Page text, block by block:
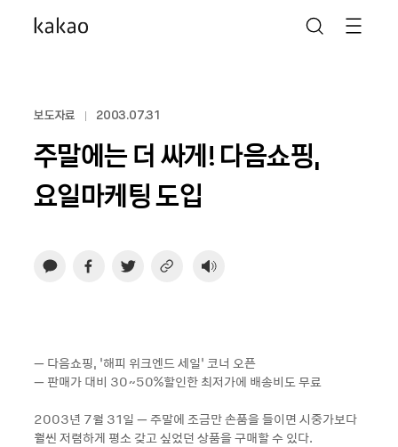
보도자료 2003.07.31
주말에는 더 싸게! 다음쇼핑,
요일마케팅 도입
– 다음쇼핑, ‘해피 위크엔드 세일’ 코너 오픈
– 판매가 대비 30~50%할인한 최저가에 배송비도 무료
2003년 7월 31일 – 주말에 조금만 손품을 들이면 시중가보다
훨씬 저렴하게 평소 갖고 싶었던 상품을 구매할 수 있다.